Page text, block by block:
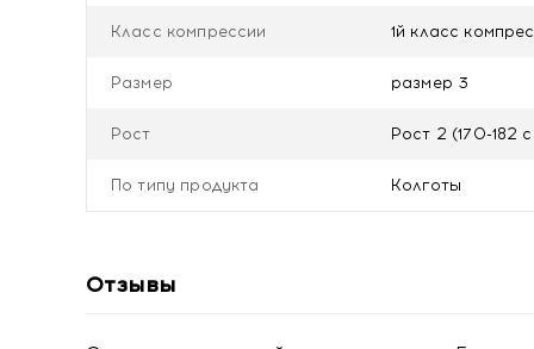
Компрессионные изделия следует стирать
Рекомендовано аккуратное отжимание без
Класс компрессии 1й класс
Размер размер 3
Рост Рост 2 (170-182
По типу продукта Колготы
Отзывы